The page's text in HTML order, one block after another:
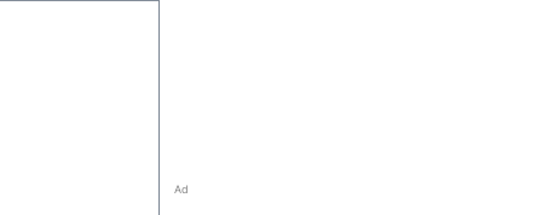
Ad